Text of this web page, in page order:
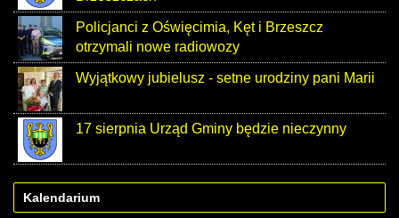
Policjanci z Oświęcimia, Kęt i Brzeszcz
otrzymali nowe radiowozy
Wyjątkowy jubielusz - setne urodziny pani Marii
17 sierpnia Urząd Gminy będzie nieczynny
Kalendarium